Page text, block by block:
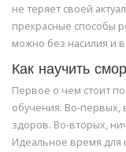
не теряет своей
прекрасные способы
можно без насилия и
Как научить
Первое о чем стоит
обучения. Во-
здоров. Во-вторых,
Идеальное время для